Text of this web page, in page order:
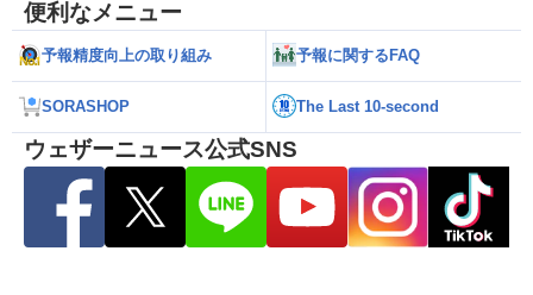
便利なメニュー
予報精度向上の取り組み 予報に関するFAQ
SORASHOP The Last 10-second
ウェザーニュース公式SNS